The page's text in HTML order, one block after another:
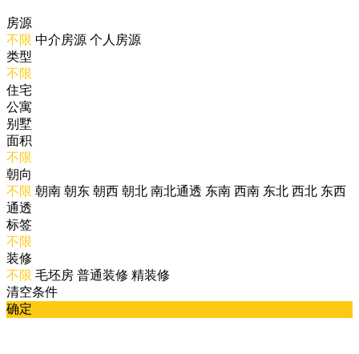
房源
不限 中介房源 个人房源
类型
不限
住宅
公寓
别墅
面积
不限
朝向
不限 朝南 朝东 朝西 朝北 南北通透 东南 西南 东北 西北 东西
通透
标签
不限
装修
不限 毛坯房 普通装修 精装修
清空条件
确定